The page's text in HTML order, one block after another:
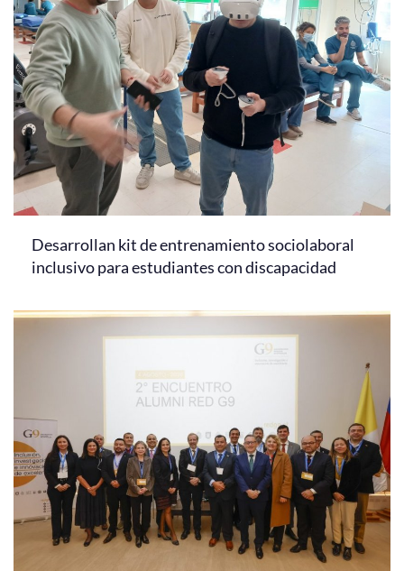
Desarrollan kit de entrenamiento sociolaboral
inclusivo para estudiantes con discapacidad